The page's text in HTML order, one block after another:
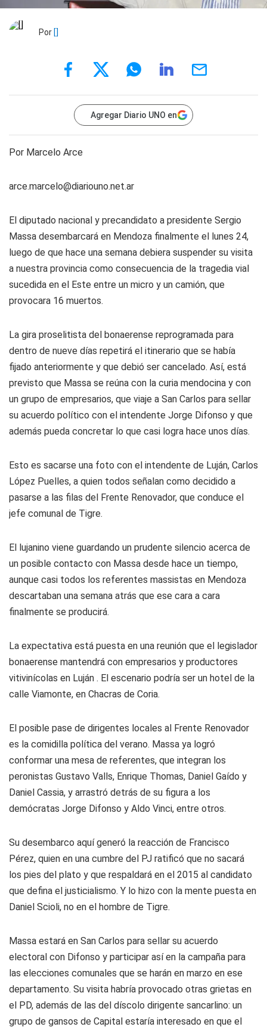
Por []
Agregar Diario UNO en
Por Marcelo Arce
arce.marcelo@diariouno.net.ar
El diputado nacional y precandidato a presidente Sergio
Massa desembarcará en Mendoza finalmente el lunes 24,
luego de que hace una semana debiera suspender su visita
a nuestra provincia como consecuencia de la tragedia vial
sucedida en el Este entre un micro y un camión, que
provocara 16 muertos.
La gira proselitista del bonaerense reprogramada para
dentro de nueve días repetirá el itinerario que se había
fijado anteriormente y que debió ser cancelado. Así, está
previsto que Massa se reúna con la curia mendocina y con
un grupo de empresarios, que viaje a San Carlos para sellar
su acuerdo político con el intendente Jorge Difonso y que
además pueda concretar lo que casi logra hace unos días.
Esto es sacarse una foto con el intendente de Luján, Carlos
López Puelles, a quien todos señalan como decidido a
pasarse a las filas del Frente Renovador, que conduce el
jefe comunal de Tigre.
El lujanino viene guardando un prudente silencio acerca de
un posible contacto con Massa desde hace un tiempo,
aunque casi todos los referentes massistas en Mendoza
descartaban una semana atrás que ese cara a cara
finalmente se producirá.
La expectativa está puesta en una reunión que el legislador
bonaerense mantendrá con empresarios y productores
vitivinícolas en Luján . El escenario podría ser un hotel de la
calle Viamonte, en Chacras de Coria.
El posible pase de dirigentes locales al Frente Renovador
es la comidilla política del verano. Massa ya logró
conformar una mesa de referentes, que integran los
peronistas Gustavo Valls, Enrique Thomas, Daniel Gaído y
Daniel Cassia, y arrastró detrás de su figura a los
demócratas Jorge Difonso y Aldo Vinci, entre otros.
Su desembarco aquí generó la reacción de Francisco
Pérez, quien en una cumbre del PJ ratificó que no sacará
los pies del plato y que respaldará en el 2015 al candidato
que defina el justicialismo. Y lo hizo con la mente puesta en
Daniel Scioli, no en el hombre de Tigre.
Massa estará en San Carlos para sellar su acuerdo
electoral con Difonso y participar así en la campaña para
las elecciones comunales que se harán en marzo en ese
departamento. Su visita habría provocado otras grietas en
el PD, además de las del díscolo dirigente sancarlino: un
grupo de gansos de Capital estaría interesado en que el